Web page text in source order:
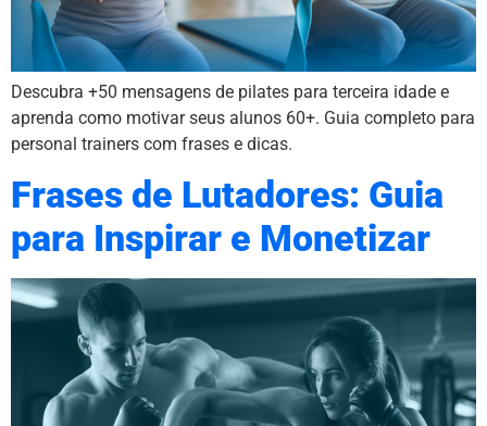
Descubra +50 mensagens de pilates para terceira idade e
aprenda como motivar seus alunos 60+. Guia completo para
personal trainers com frases e dicas.
Frases de Lutadores: Guia
para Inspirar e Monetizar